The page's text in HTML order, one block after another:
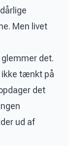
Men livet
det.
ikke tænkt på
det
ud af